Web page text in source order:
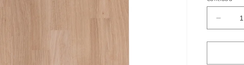
Reducir
para